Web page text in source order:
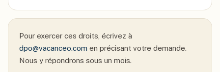
Pour exercer ces droits, écrivez à
dpo@vacanceo.com en précisant votre demande.
Nous y répondrons sous un mois.